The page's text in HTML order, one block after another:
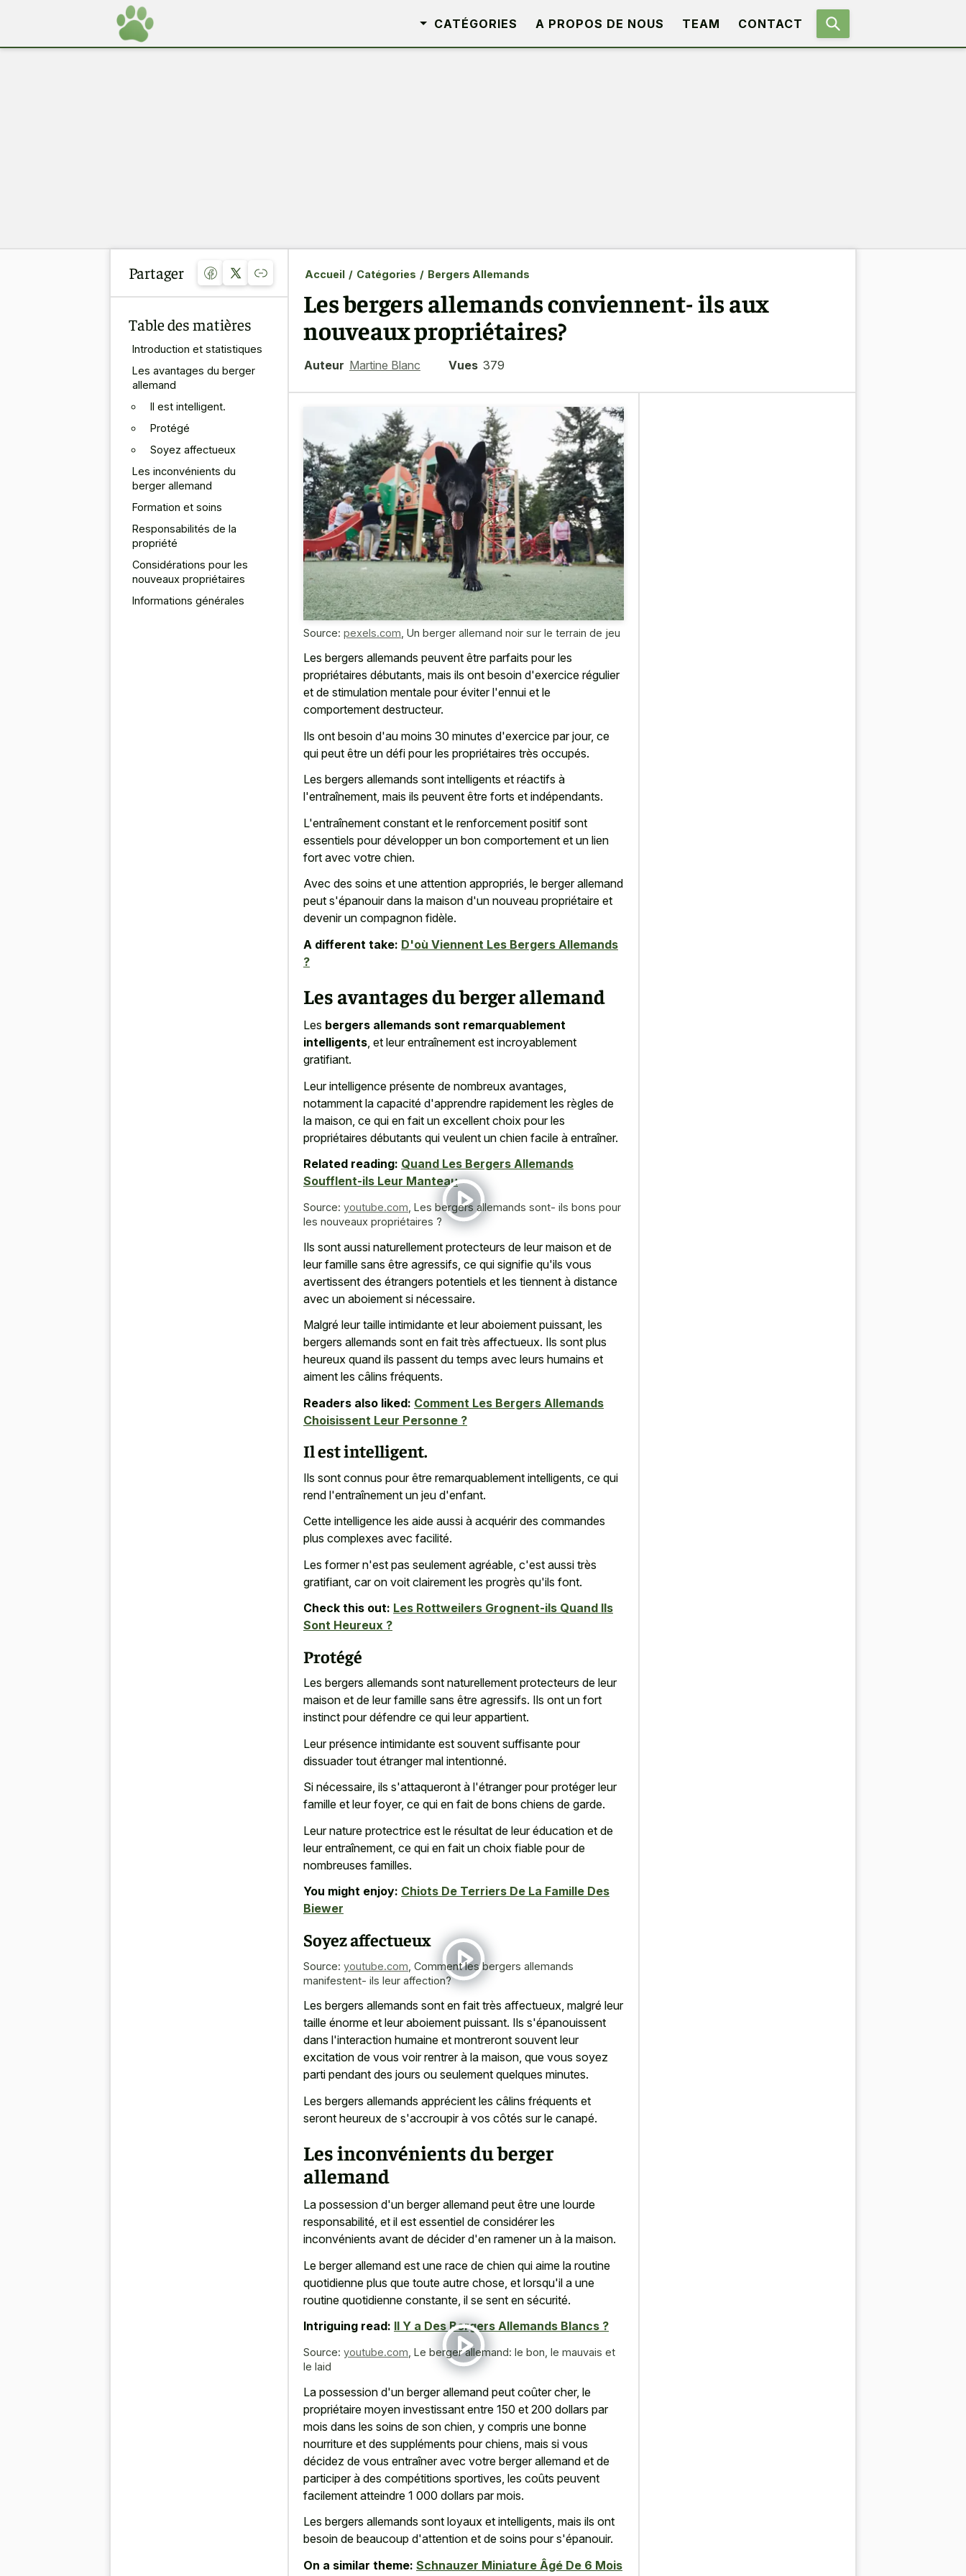
CATÉGORIES A PROPOS DE NOUS TEAM CONTACT
Partager
Table des matières
Introduction et statistiques
Les avantages du berger
allemand
Il est intelligent.
Protégé
Soyez affectueux
Les inconvénients du
berger allemand
Formation et soins
Responsabilités de la
propriété
Considérations pour les
nouveaux propriétaires
Informations générales
Accueil / Catégories / Bergers Allemands
Les bergers allemands conviennent- ils aux
nouveaux propriétaires?
Auteur Martine Blanc Vues 379
Source: pexels.com Un berger allemand noir sur le terrain de jeu
Les bergers allemands peuvent être parfaits pour les
propriétaires débutants, mais ils ont besoin d'exercice régulier
et de stimulation mentale pour éviter l'ennui et le
comportement destructeur.
Ils ont besoin d'au moins 30 minutes d'exercice par jour, ce
qui peut être un défi pour les propriétaires très occupés.
Les bergers allemands sont intelligents et réactifs à
l'entraînement, mais ils peuvent être forts et indépendants.
L'entraînement constant et le renforcement positif sont
essentiels pour développer un bon comportement et un lien
fort avec votre chien.
Avec des soins et une attention appropriés, le berger allemand
peut s'épanouir dans la maison d'un nouveau propriétaire et
devenir un compagnon fidèle.
A different take: D'où Viennent Les Bergers Allemands
?
Les avantages du berger allemand
Les bergers allemands sont remarquablement
intelligents, et leur entraînement est incroyablement
gratifiant.
Leur intelligence présente de nombreux avantages,
notamment la capacité d'apprendre rapidement les règles de
la maison, ce qui en fait un excellent choix pour les
propriétaires débutants qui veulent un chien facile à entraîner.
Related reading: Quand Les Bergers Allemands
Soufflent-ils Leur Manteau
Source: youtube.com Les bergers allemands sont- ils bons pour
les nouveaux propriétaires ?
Ils sont aussi naturellement protecteurs de leur maison et de
leur famille sans être agressifs, ce qui signifie qu'ils vous
avertissent des étrangers potentiels et les tiennent à distance
avec un aboiement si nécessaire.
Malgré leurtaille intimidante et leur aboiement puissant, les
bergers allemands sont en fait très affectueux. Ils sont plus
heureux quand ils passent du temps avec leurs humains et
aiment les câlins fréquents.
Readers also liked: Comment Les Bergers Allemands
Choisissent Leur Personne ?
Il est intelligent.
Ils sont connus pour être remarquablement intelligents, ce qui
rend l'entraînement un jeu d'enfant.
Cette intelligence les aide aussi à acquérir des commandes
plus complexes avec facilité.
Les former n'est pas seulement agréable, c'est aussi très
gratifiant, car on voit clairement les progrès qu'ils font.
Check this out: Les Rottweilers Grognent-ils Quand Ils
Sont Heureux ?
Protégé
Les bergers allemands sont naturellement protecteurs de leur
maison et de leur famille sans être agressifs. Ils ont un fort
instinct pour défendre ce qui leur appartient.
Leur présence intimidante est souvent suffisante pour
dissuader tout étranger mal intentionné.
Si nécessaire, ils s'attaqueront à l'étranger pour protéger leur
famille et leur foyer, ce qui en fait de bons chiens de garde.
Leur nature protectrice est le résultat de leur éducation et de
leur entraînement, ce qui en fait un choix fiable pour de
nombreuses familles.
You might enjoy: Chiots De Terriers De La Famille Des
Biewer
Soyez affectueux
Source: youtube.com Comment les bergers allemands
manifestent- ils leur affection?
Les bergers allemands sont en fait très affectueux, malgré leur
taille énorme et leur aboiement puissant. Ils s'épanouissent
dans l'interaction humaine et montreront souvent leur
excitation de vous voir rentrer à la maison, que vous soyez
parti pendant des jours ou seulement quelques minutes.
Les bergers allemands apprécient les câlins fréquents et
seront heureux de s'accroupir à vos côtés sur le canapé.
Les inconvénients du berger
allemand
La possession d'un berger allemand peut être une lourde
responsabilité, et il est essentiel de considérer les
inconvénients avant de décider d'en ramener un à la maison.
Le berger allemand est une race de chien qui aime la routine
quotidienne plus que toute autre chose, et lorsqu'il a une
routine quotidienne constante, il se sent en sécurité.
Intriguing read: Il Y a Des Bergers Allemands Blancs ?
Source: youtube.com Le berger allemand: le bon, le mauvais et
le laid
La possession d'un berger allemand peut coûter cher, le
propriétaire moyen investissant entre 150 et 200 dollars par
mois dans les soins de son chien, y compris une bonne
nourriture et des suppléments pour chiens, mais si vous
décidez de vous entraîner avec votre berger allemand et de
participer à des compétitions sportives, les coûts peuvent
facilement atteindre 1 000 dollars par mois.
Les bergers allemands sont loyaux et intelligents, mais ils ont
besoin de beaucoup d'attention et de soins pour s'épanouir.
On a similar theme: Schnauzer Miniature Âgé De 6 Mois